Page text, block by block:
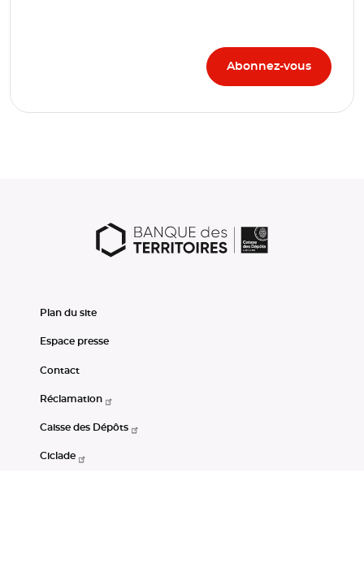
Plan du site
Espace presse
Contact
Réclamation
Caisse des Dépôts
Ciclade